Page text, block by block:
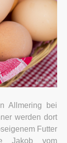
Allmering bei
werden dort
Futter
Jakob vom